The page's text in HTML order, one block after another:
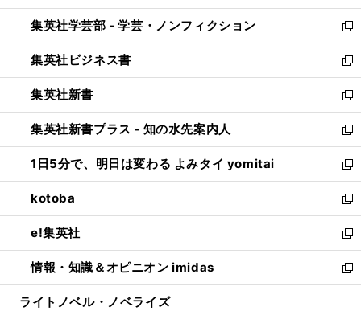
開
く
ウ
で
開
く
ン
ド
ウ
で
開
く
ウ
ィ
ン
ド
ウ
で
開
く
集英社学芸部 - 学芸・ノンフィクション
新
し
い
ウ
ィ
ン
ド
ウ
で
開
く
集英社ビジネス書
新
し
い
ウ
ィ
ン
ド
ウ
で
開
く
集英社新書
新
し
い
ウ
ィ
ン
ド
ウ
で
開
く
集英社新書プラス - 知の水先案内人
新
し
い
ウ
ィ
ン
ド
ウ
で
開
1日5分で、明日は変わる よみタイ yomitai
新
し
い
ウ
ィ
ン
ド
ウ
kotoba
新
し
い
ウ
ィ
ン
e!集英社
新
し
い
ウ
情報・知識＆オピニオン imidas
新
し
ライトノベル・ノベライズ